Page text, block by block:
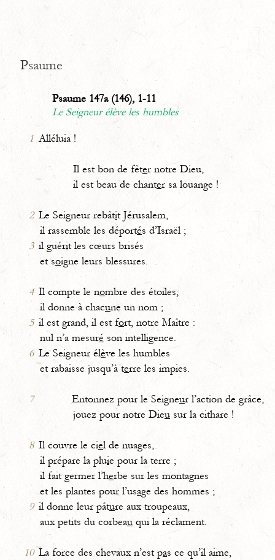
Psaume
Psaume 147a (146), 1-11
Le Seigneur élève les humbles
1 Alléluia !
Il est bon de fêter notre Dieu,
il est beau de chanter sa louange !
2 Le Seigneur rebâtit Jérusalem,
il rassemble les déportés d’Israël ;
3 il guérit les cœurs brisés
et soigne leurs blessures.
4 Il compte le nombre des étoiles,
il donne à chacune un nom ;
5 il est grand, il est fort, notre Maître :
nul n’a mesuré son intelligence.
6 Le Seigneur élève les humbles
et rabaisse jusqu’à terre les impies.
7 Entonnez pour le Seigneur l’action de grâce,
jouez pour notre Dieu sur la cithare !
8 Il couvre le ciel de nuages,
il prépare la pluie pour la terre ;
il fait germer l’herbe sur les montagnes
et les plantes pour l’usage des hommes ;
9 il donne leur pâture aux troupeaux,
aux petits du corbeau qui la réclament.
10 La force des chevaux n’est pas ce qu’il aime,